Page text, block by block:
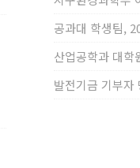
공과대 학생팀,